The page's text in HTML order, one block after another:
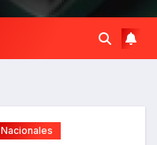
Nacionales